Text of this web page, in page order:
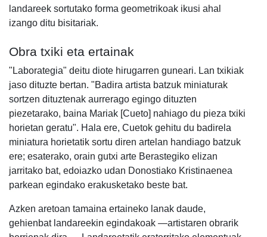
landareek sortutako forma geometrikoak ikusi ahal
izango ditu bisitariak.
Obra txiki eta ertainak
"Laborategia" deitu diote hirugarren guneari. Lan txikiak
jaso dituzte bertan. "Badira artista batzuk miniaturak
sortzen dituztenak aurrerago egingo dituzten
piezetarako, baina Mariak [Cueto] nahiago du pieza txiki
horietan geratu". Hala ere, Cuetok gehitu du badirela
miniatura horietatik sortu diren artelan handiago batzuk
ere; esaterako, orain gutxi arte Berastegiko elizan
jarritako bat, edoiazko udan Donostiako Kristinaenea
parkean egindako erakusketako beste bat.
Azken aretoan tamaina ertaineko lanak daude,
gehienbat landareekin egindakoak —artistaren obrarik